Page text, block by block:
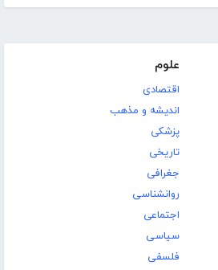
علوم
اقتصادی
اندیشه و مذهب
پزشکی
تاریخی
جغرافی
روانشناسی
اجتماعی
سیاسی
فلسفی